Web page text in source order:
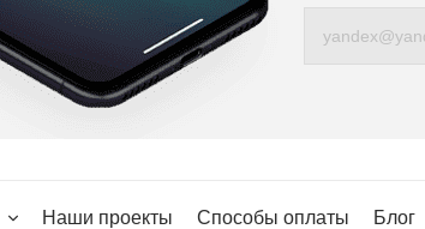
Наши проекты Способы оплаты Блог